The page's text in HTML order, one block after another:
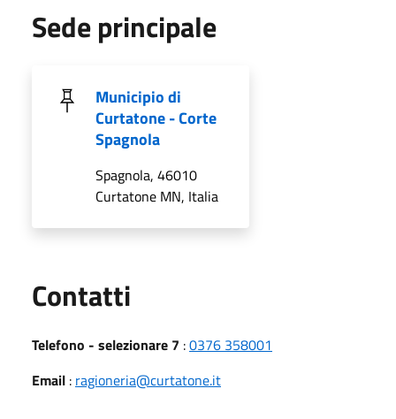
Sede principale
Municipio di
Curtatone - Corte
Spagnola
Spagnola, 46010
Curtatone MN, Italia
Contatti
Telefono - selezionare 7 :0376 358001
Email : ragioneria@curtatone.it